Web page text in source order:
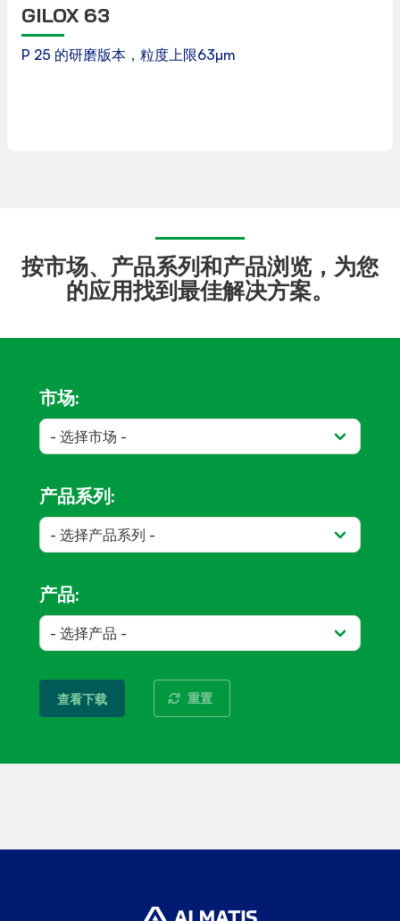
GILOX 63
P 25 的研磨版本，粒度上限63µm
按市场、产品系列和产品浏览，为您
的应用找到最佳解决方案。
市场:
产品系列:
产品:
查看下载 重置